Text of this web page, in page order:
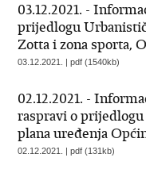
03.12.2021. -
prijedlogu
Zotta i zona sporta,
03.12.2021. | pdf (1540kb)
02.12.2021. -
raspravi o
plana uređenja
02.12.2021. | pdf (131kb)